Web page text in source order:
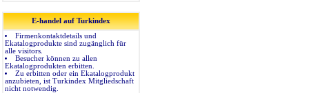
E-handel auf Turkindex
Firmenkontaktdetails und
Ekatalogprodukte sind zugänglich für
alle visitors.
Besucher können zu allen
Ekatalogprodukten erbitten.
Zu erbitten oder ein Ekatalogprodukt
anzubieten, ist Turkindex Mitgliedschaft
nicht notwendig.